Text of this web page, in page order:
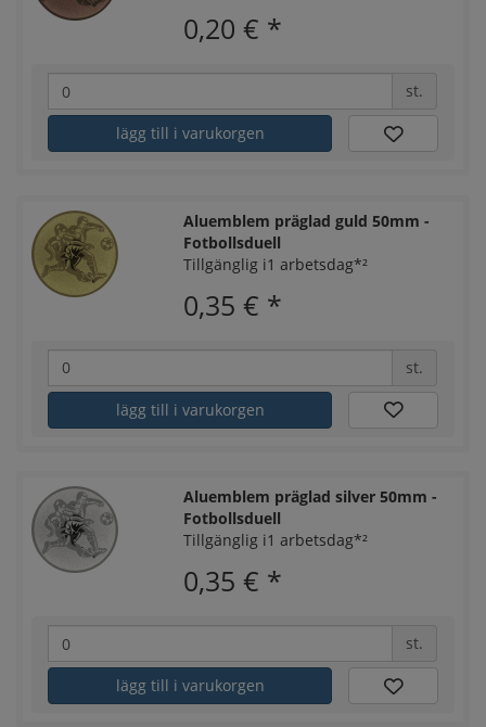
0,20 € *
st.
lägg till i varukorgen
Aluemblem präglad guld 50mm -
Fotbollsduell
Tillgänglig i1 arbetsdag*²
0,35 € *
st.
lägg till i varukorgen
Aluemblem präglad silver 50mm -
Fotbollsduell
Tillgänglig i1 arbetsdag*²
0,35 € *
st.
lägg till i varukorgen